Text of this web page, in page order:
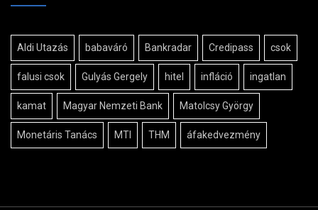
Aldi Utazás babaváró Bankradar Credipass csok
falusi csok Gulyás Gergely hitel infláció ingatlan
kamat Magyar Nemzeti Bank Matolcsy György
Monetáris Tanács MTI THM áfakedvezmény